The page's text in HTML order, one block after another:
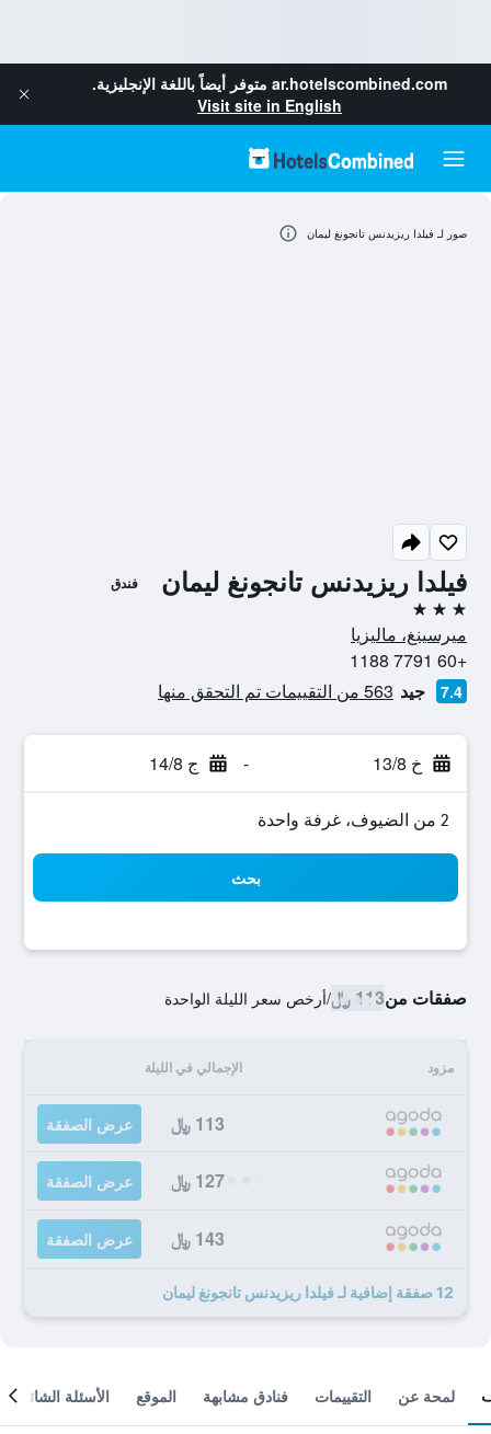
ar.hotelscombined.com متوفر أيضاً باللغة الإنجليزية.
Visit site in English
فيلدا ريزيدنس تانجونغ ليمان فندق
3 نجوم
ميرسينغ، ماليزيا
+60 7791 1188
7.4 جيد 563 من التقييمات تم التحقق منها
خ 13/8 - ج 14/8
2 من الضيوف، غرفة واحدة
بحث
صفقات من113 ﷼ /أرخص سعر الليلة الواحدة
مزود الإجمالي في الليلة
113 ﷼ عرض الصفقة
127 ﷼ عرض الصفقة
143 ﷼ عرض الصفقة
12 صفقة إضافية لـ فيلدا ريزيدنس تانجونغ ليمان
صور لـ فيلدا ريزيدنس تانجونغ ليمان
لمحة عن التقييمات فنادق مشابهة الموقع الأسئلة الشائعة